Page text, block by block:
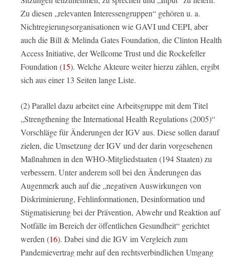
Zu diesen „relevanten Interessengruppen“ gehören u. a.
Nichtregierungsorganisationen wie GAVI und CEPI, aber
auch die Bill & Melinda Gates Foundation, die Clinton Health
Access Initiative, der Wellcome Trust und die Rockefeller
Foundation (15). Welche Akteure weiter hierzu zählen, ergibt
sich aus einer 13 Seiten lange Liste.
(2) Parallel dazu arbeitet eine Arbeitsgruppe mit dem Titel
„Strengthening the International Health Regulations (2005)“
Vorschläge für Änderungen der IGV aus. Diese sollen darauf
zielen, die Umsetzung der IGV und der darin vorgesehenen
Maßnahmen in den WHO-Mitgliedstaaten (194 Staaten) zu
verbessern. Unter anderem soll bei den Änderungen das
Augenmerk auch auf die „negativen Auswirkungen von
Diskriminierung, Fehlinformationen, Desinformation und
Stigmatisierung bei der Prävention, Abwehr und Reaktion auf
Notfälle im Bereich der öffentlichen Gesundheit“ gerichtet
werden (16). Dabei sind die IGV im Vergleich zum
Pandemievertrag mehr auf den rechtsverbindlichen Umgang